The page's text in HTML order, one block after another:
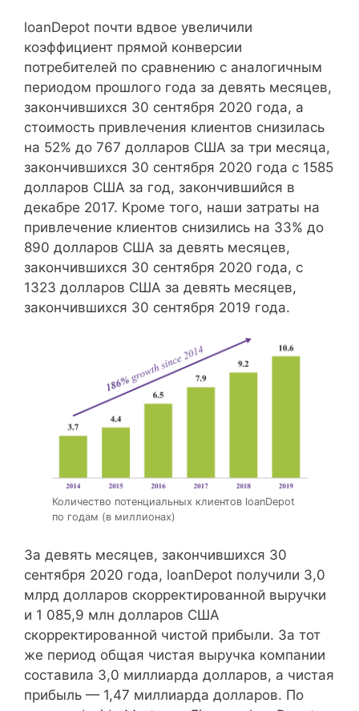
loanDepot почти вдвое увеличили
коэффициент прямой конверсии
потребителей по сравнению с аналогичным
периодом прошлого года за девять месяцев,
закончившихся 30 сентября 2020 года, а
стоимость привлечения клиентов снизилась
на 52% до 767 долларов США за три месяца,
закончившихся 30 сентября 2020 года с 1585
долларов США за год, закончившийся в
декабре 2017. Кроме того, наши затраты на
привлечение клиентов снизились на 33% до
890 долларов США за девять месяцев,
закончившихся 30 сентября 2020 года, с
1323 долларов США за девять месяцев,
закончившихся 30 сентября 2019 года.
Количество потенциальных клиентов loanDepot
по годам (в миллионах)
За девять месяцев, закончившихся 30
сентября 2020 года, loanDepot получили 3,0
млрд долларов скорректированной выручки
и 1 085,9 млн долларов США
скорректированной чистой прибыли. За тот
же период общая чистая выручка компании
составила 3,0 миллиарда долларов, а чистая
прибыль — 1,47 миллиарда долларов. По